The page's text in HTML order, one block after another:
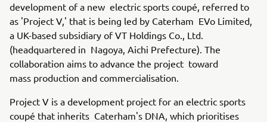
development of a new electric sports coupé, referred to
as 'Project V,' that is being led by Caterham EVo Limited,
a UK-based subsidiary of VT Holdings Co., Ltd.
(headquartered in Nagoya, Aichi Prefecture). The
collaboration aims to advance the project toward
mass production and commercialisation.
Project V is a development project for an electric sports
coupé that inherits Caterham's DNA, which prioritises